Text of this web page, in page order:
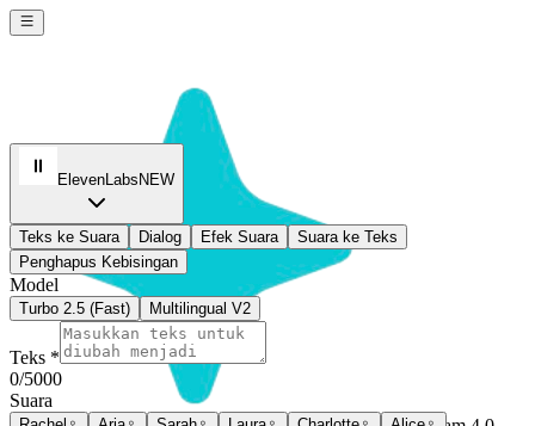
ElevenLabs NEW
Teks ke Suara Dialog Efek Suara
Suara ke Teks
Penghapus Kebisingan
Model
Turbo 2.5 (Fast) Multilingual V2
Teks *
0/5000
Suara